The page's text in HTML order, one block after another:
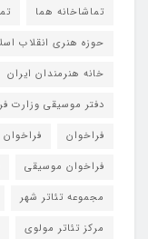
تماشاخانه هما
حوزه هنری انقلاب
خانه هنرمندان ایران
دفتر موسیقی وزارت
فراخوان
فراخوان
فراخوان موسیقی
مجموعه تئاتر شهر
مرکز تئاتر مولوی